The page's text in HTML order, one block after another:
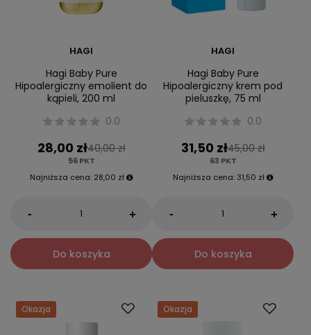
HAGI
Hagi Baby Pure
Hipoalergiczny emolient do
kąpieli, 200 ml
0.0
28,00 zł40,00 zł
56PKT
Najniższa cena: 28,00 zł
- +
Do koszyka
HAGI
Hagi Baby Pure
Hipoalergiczny krem pod
pieluszkę, 75 ml
0.0
31,50 zł45,00 zł
63 PKT
Najniższa cena: 31,50 zł
- +
Do koszyka
Okazja Okazja